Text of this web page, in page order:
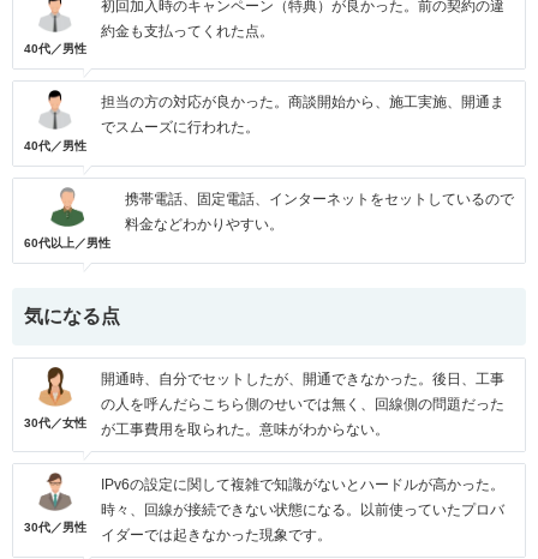
40代／男性
初回加入時のキャンペーン（特典）が良かった。前の契約の違
約金も支払ってくれた点。
40代／男性
担当の方の対応が良かった。商談開始から、施工実施、開通ま
でスムーズに行われた。
60代以上／男性
携帯電話、固定電話、インターネットをセットしているので
料金などわかりやすい。
気になる点
30代／女性
開通時、自分でセットしたが、開通できなかった。後日、工事
の人を呼んだらこちら側のせいでは無く、回線側の問題だった
が工事費用を取られた。意味がわからない。
30代／男性
IPv6の設定に関して複雑で知識がないとハードルが高かった。
時々、回線が接続できない状態になる。以前使っていたプロバ
イダーでは起きなかった現象です。